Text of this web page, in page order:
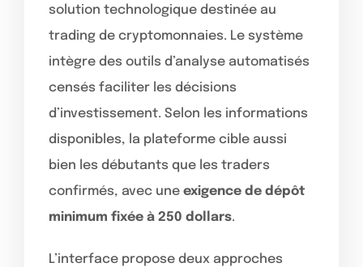
solution technologique destinée au
trading de cryptomonnaies. Le système
intègre des outils d’analyse automatisés
censés faciliter les décisions
d’investissement. Selon les informations
disponibles, la plateforme cible aussi
bien les débutants que les traders
confirmés, avec une exigence de dépôt
minimum fixée à 250 dollars.
L’interface propose deux approches